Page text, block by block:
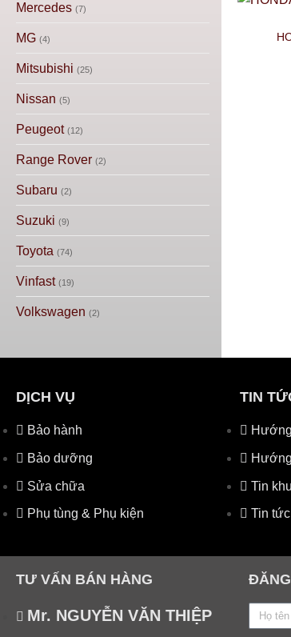
Mercedes (7)
MG (4)
Mitsubishi (25)
Nissan (5)
Peugeot (12)
Range Rover (2)
Subaru (2)
Suzuki (9)
Toyota (74)
Vinfast (19)
Volkswagen (2)
DỊCH VỤ
Bảo hành
Bảo dưỡng
Sửa chữa
Phụ tùng & Phụ kiện
TIN
Tin
Tin tức
TƯ VẤN BÁN HÀNG
Mr. NGUYỄN VĂN THIỆP